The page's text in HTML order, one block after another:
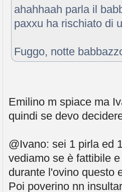
ahahhaah parla il
paxxu ha rischiato di
Fuggo, notte
Emilino m spiace ma
quindi se devo
@Ivano: sei 1 pirla ed
vediamo se è fattibile
durante l'ovino questo
Poi poverino nn